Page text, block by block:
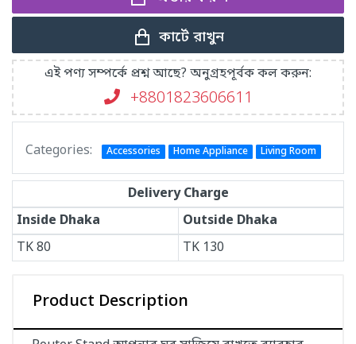
কার্টে রাখুন
এই পণ্য সম্পর্কে প্রশ্ন আছে? অনুগ্রহপূর্বক কল করুন:
+8801823606611
Categories: Accessories Home Appliance Living Room
Delivery Charge
Inside Dhaka
Outside Dhaka
TK80 TK 130
Product Description